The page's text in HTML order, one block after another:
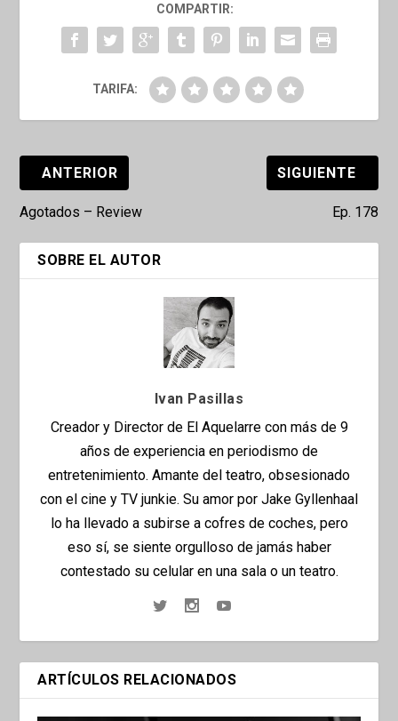
COMPARTIR:
TARIFA:
ANTERIOR
Agotados – Review
SIGUIENTE
Ep. 178
SOBRE EL AUTOR
Ivan Pasillas
Creador y Director de El Aquelarre con más de 9
años de experiencia en periodismo de
entretenimiento. Amante del teatro, obsesionado
con el cine y TV junkie. Su amor por Jake Gyllenhaal
lo ha llevado a subirse a cofres de coches, pero
eso sí, se siente orgulloso de jamás haber
contestado su celular en una sala o un teatro.
ARTÍCULOS RELACIONADOS